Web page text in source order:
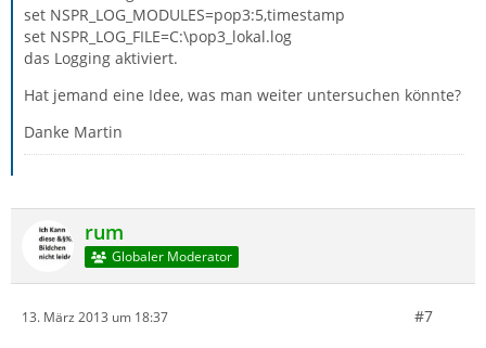
set NSPR_LOG_MODULES=pop3:5,timestamp
set NSPR_LOG_FILE=C:\pop3_lokal.log
das Logging aktiviert.
Hat jemand eine Idee, was man weiter untersuchen könnte?
Danke Martin
rum
Globaler Moderator
13. März 2013 um 18:37 #7